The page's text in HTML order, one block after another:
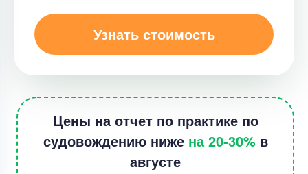
Узнать стоимость
Цены на отчет по практике по
судовождению ниже на 20-30%в
августе